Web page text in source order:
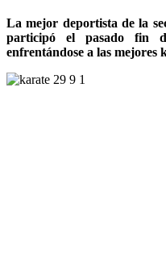
La mejor deportista de la
participó el pasado fin
enfrentándose a las mejores